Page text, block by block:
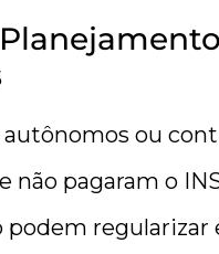
autônomos ou
não pagaram o
regularizar